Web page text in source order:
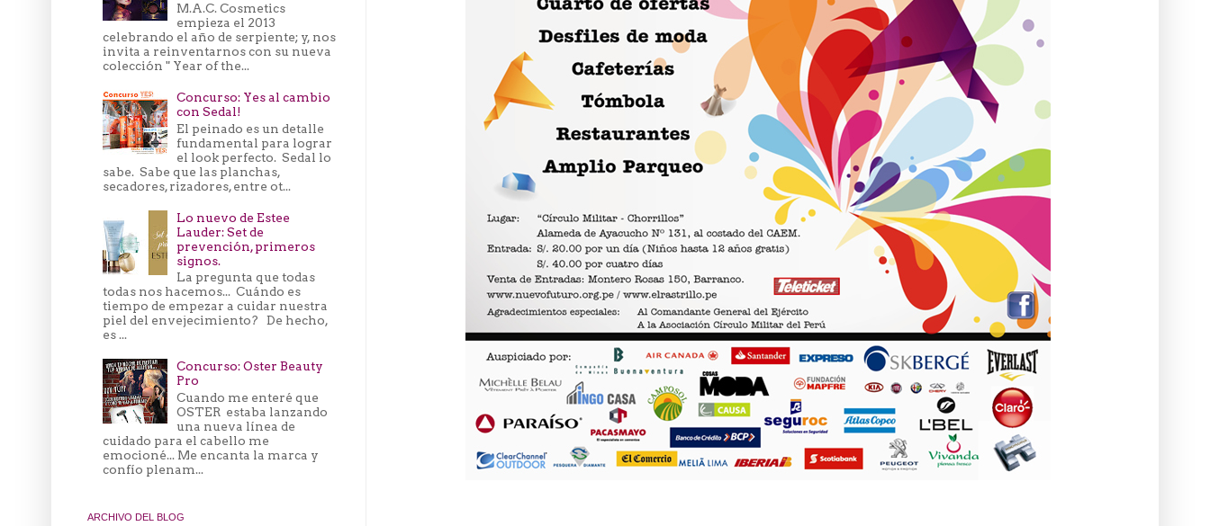
M.A.C. Cosmetics
empieza el 2013
celebrando el año de serpiente; y, nos
invita a reinventarnos con su nueva
colección " Year of the...
Concurso: Yes al cambio
con Sedal!
El peinado es un detalle
fundamental para lograr
el look perfecto. Sedal lo
sabe. Sabe que las planchas,
secadores, rizadores, entre ot...
Lo nuevo de Estee
Lauder: Set de
prevención, primeros
signos.
La pregunta que todas
todas nos hacemos... Cuándo es
tiempo de empezar a cuidar nuestra
piel del envejecimiento? De hecho,
es ...
Concurso: Oster Beauty
Pro
Cuando me enteré que
OSTER estaba lanzando
una nueva línea de
cuidado para el cabello me
emocioné... Me encanta la marca y
confío plenam...
ARCHIVO DEL BLOG